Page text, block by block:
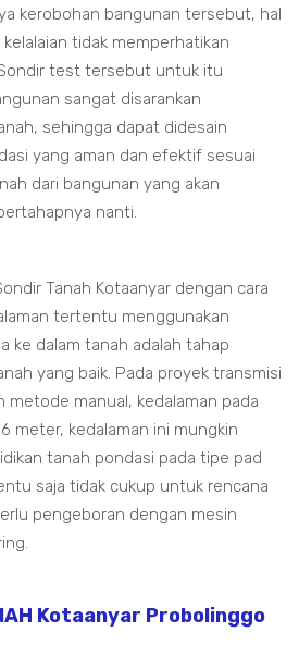
kerobohan bangunan tersebut, hal
tidak memperhatikan
test tersebut untuk itu
sangat disarankan
sehingga dapat didesain
yang aman dan efektif sesuai
dari bangunan yang akan
nanti.
Tanah Kotaanyar dengan cara
tertentu menggunakan
ke dalam tanah adalah tahap
yang baik. Pada proyek transmisi
metode manual, kedalaman pada
meter, kedalaman ini mungkin
tanah pondasi pada tipe pad
saja tidak cukup untuk rencana
pengeboran dengan mesin
Kotaanyar Probolinggo